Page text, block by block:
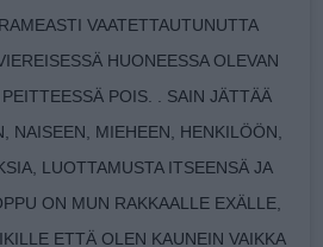
VAATETTAUTUNUTTA
HUONEESSA OLEVAN
POIS. . SAIN JÄTTÄÄ
NAISEEN, MIEHEEN, HENKILÖÖN,
LUOTTAMUSTA ITSEENSÄ JA
ON MUN RAKKAALLE EXÄLLE,
ETTÄ OLEN KAUNEIN VAIKKA